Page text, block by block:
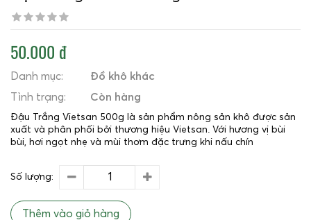
50.000 đ
Danh mục:
Đồ khô khác
Tình trạng:
Còn hàng
Đậu Trắng Vietsan 500g là sản phẩm nông sản khô được sản
xuất và phân phối bởi thương hiệu Vietsan. Với hương vị bùi
bùi, hơi ngọt nhẹ và mùi thơm đặc trưng khi nấu chín
Số lượng:
Thêm vào giỏ hàng